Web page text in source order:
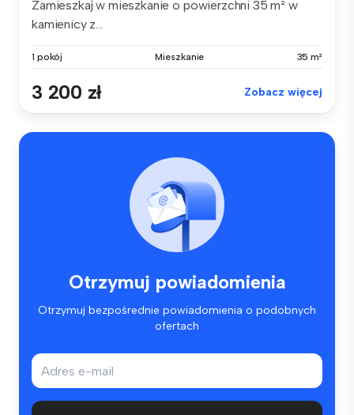
Zamieszkaj w mieszkanie o powierzchni 35 m² w
kamienicy z...
1 pokój Mieszkanie 35 m²
3 200 zł Zobacz więcej
Otrzymuj powiadomienia
Otrzymuj bezpośrednie powiadomienia o podobnych
ofertach